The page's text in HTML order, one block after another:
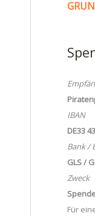
IBAN
DE33
Bank /
GLS /
Zweck
Für